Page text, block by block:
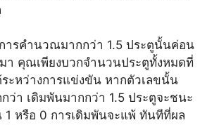
ารคำนวณมากกว่า 1.5 ประตูนั้นค่อน
า คุณเพียงบวกจำนวนประตูทั้งหมดที่
ะหว่างการแข่งขัน หากตัวเลขนั้น
ว่า เดิมพันมากกว่า 1.5 ประตูจะชนะ
1 หรือ 0 การเดิมพันจะแพ้ ทันทีที่ผล